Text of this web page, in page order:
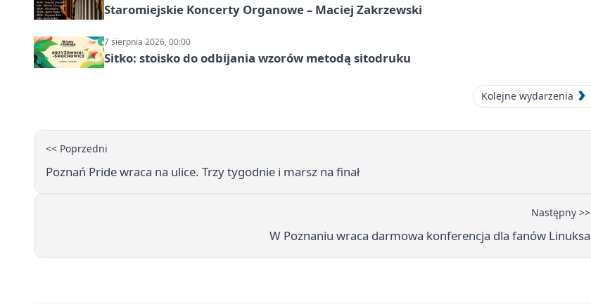
Staromiejskie Koncerty Organowe – Maciej Zakrzewski
7 sierpnia 2026, 00:00
Sitko: stoisko do odbijania wzorów metodą sitodruku
Kolejne wydarzenia
<< Poprzedni
Poznań Pride wraca na ulice. Trzy tygodnie i marsz na finał
Następny >>
W Poznaniu wraca darmowa konferencja dla fanów Linuksa